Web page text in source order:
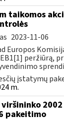
taikomos
2023-11-06
Europos
peržiūrą,
įstatymų
m.
viršininko
pakeitimo